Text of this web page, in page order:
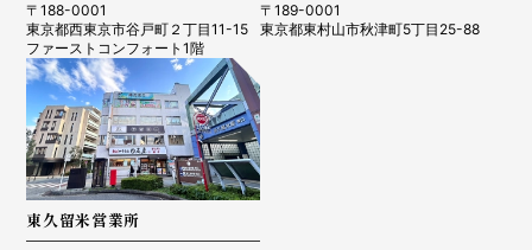
〒188-0001
東京都西東京市谷戸町２丁目11-15
ファーストコンフォート1階
〒189-0001
東京都東村山市秋津町5丁目25-88
東久留米営業所